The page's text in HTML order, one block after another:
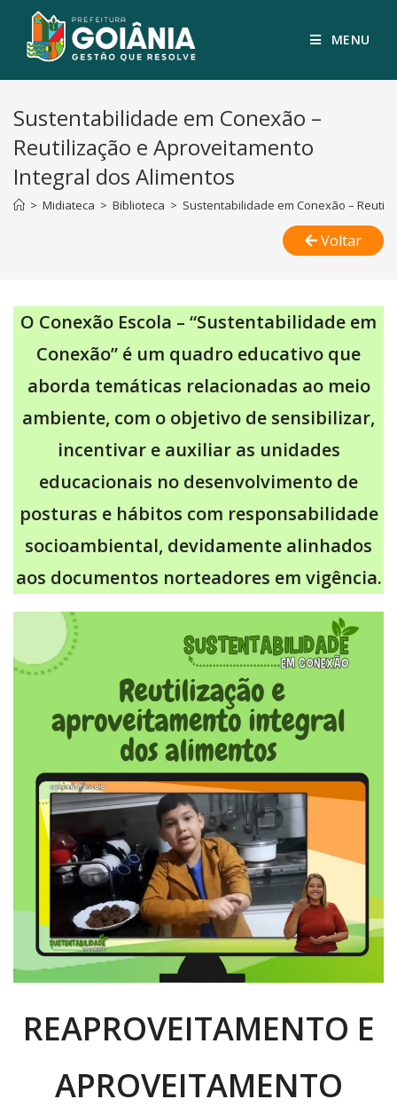
MENU
Sustentabilidade em Conexão –
Reutilização e Aproveitamento
Integral dos Alimentos
> Midiateca > Biblioteca > Sustentabilidade em Conexão –
Voltar
O Conexão Escola – “Sustentabilidade em
Conexão” é um quadro educativo que
aborda temáticas relacionadas ao meio
ambiente, com o objetivo de sensibilizar,
incentivar e auxiliar as unidades
educacionais no desenvolvimento de
posturas e hábitos com responsabilidade
socioambiental, devidamente alinhados
aos documentos norteadores em vigência.
REAPROVEITAMENTO E
APROVEITAMENTO